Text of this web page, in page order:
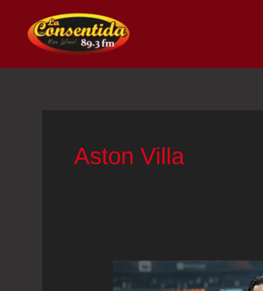
contenido
Aston Villa